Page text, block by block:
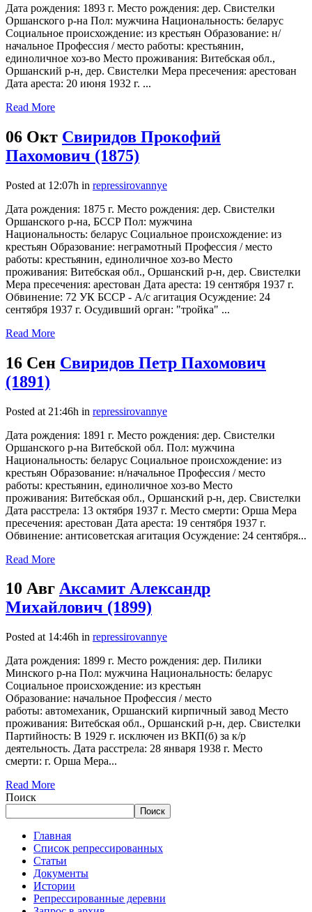
Дата рождения: 1893 г. Место рождения: дер. Свистелки
Оршанского р-на Пол: мужчина Национальность: беларус
Социальное происхождение: из крестьян Образование: н/
начальное Профессия / место работы: крестьянин,
единоличное хоз-во Место проживания: Витебская обл.,
Оршанский р-н, дер. Свистелки Мера пресечения: арестован
Дата ареста: 20 июня 1932 г. ...
Read More
06 Окт Свиридов Прокофий
Пахомович (1875)
Posted at 12:07h in repressirovannye
Дата рождения: 1875 г. Место рождения: дер. Свистелки
Оршанского р-на, БССР Пол: мужчина
Национальность: беларус Социальное происхождение: из
крестьян Образование: неграмотный Профессия / место
работы: крестьянин, единоличное хоз-во Место
проживания: Витебская обл., Оршанский р-н, дер. Свистелки
Мера пресечения: арестован Дата ареста: 19 сентября 1937 г.
Обвинение: 72 УК БССР - А/с агитация Осуждение: 24
сентября 1937 г. Осудивший орган: "тройка" ...
Read More
16 Сен Свиридов Петр Пахомович
(1891)
Posted at 21:46h in repressirovannye
Дата рождения: 1891 г. Место рождения: дер. Свистелки
Оршанского р-на Витебской обл. Пол: мужчина
Национальность: беларус Социальное происхождение: из
крестьян Образование: н/начальное Профессия / место
работы: крестьянин, единоличное хоз-во Место
проживания: Витебская обл., Оршанский р-н, дер. Свистелки
Дата расстрела: 13 октября 1937 г. Место смерти: Орша Мера
пресечения: арестован Дата ареста: 19 сентября 1937 г.
Обвинение: антисоветская агитация Осуждение: 24 сентября...
Read More
10 Авг Аксамит Александр
Михайлович (1899)
Posted at 14:46h in repressirovannye
Дата рождения: 1899 г. Место рождения: дер. Пилики
Минского р-на Пол: мужчина Национальность: беларус
Социальное происхождение: из крестьян
Образование: начальное Профессия / место
работы: автомеханик, Оршанский кирпичный завод Место
проживания: Витебская обл., Оршанский р-н, дер. Свистелки
Партийность: В 1929 г. исключен из ВКП(б) за к/р
деятельность. Дата расстрела: 28 января 1938 г. Место
смерти: г. Орша Мера...
Read More
Поиск
Поиск
Главная
Список репрессированных
Статьи
Документы
Истории
Репрессированные деревни